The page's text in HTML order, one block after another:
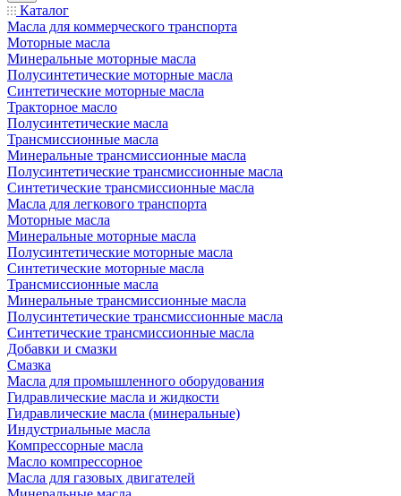
Каталог
Масла для коммерческого транспорта
Моторные масла
Минеральные моторные масла
Полусинтетические моторные масла
Синтетические моторные масла
Тракторное масло
Полусинтетические масла
Трансмиссионные масла
Минеральные трансмиссионные масла
Полусинтетические трансмиссионные масла
Синтетические трансмиссионные масла
Масла для легкового транспорта
Моторные масла
Минеральные моторные масла
Полусинтетические моторные масла
Синтетические моторные масла
Трансмиссионные масла
Минеральные трансмиссионные масла
Полусинтетические трансмиссионные масла
Синтетические трансмиссионные масла
Добавки и смазки
Смазка
Масла для промышленного оборудования
Гидравлические масла и жидкости
Гидравлические масла (минеральные)
Индустриальные масла
Компрессорные масла
Масло компрессорное
Масла для газовых двигателей